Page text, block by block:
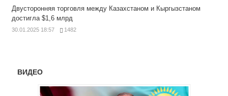
Двусторонняя торговля между Казахстаном и Кыргызстаном
достигла $1,6 млрд
30.01.2025 18:57 1482
ВИДЕО